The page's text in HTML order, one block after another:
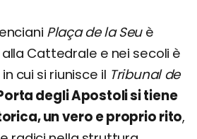
Plaça de la Seuè
Cattedrale e nei secoli è
cui si riunisce il Tribunal de
degli Apostoli si tiene
un vero e proprio rito,